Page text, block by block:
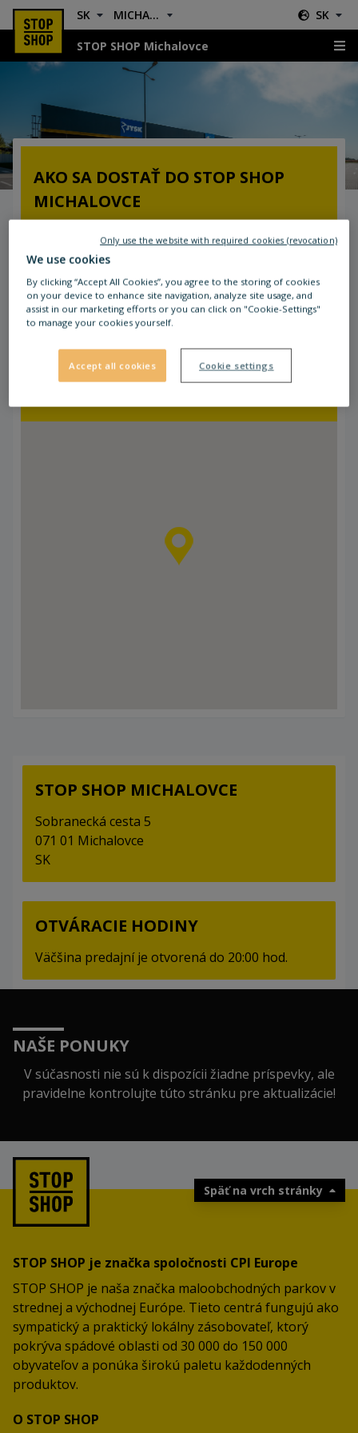
SK MICHALOVCE SK
STOP SHOP Michalovce
Kde nás nájdete?
AKO SA DOSTAŤ DO STOP SHOP
MICHALOVCE
Dostupnosť autom:
Nákupné centrum STOP SHOP Michalovce sa
nachádza pri kruhovom objazde spájajúcom
ulicu Lastomírska a Sobraneckú cestu (E50)
Autobusová zastávka „Tesco“ sa nachádza hneď
vedľa STOP SHOP Michalovce. Dostať sa k nám
STOP SHOP MICHALOVCE
Sobranecká cesta 5
071 01 Michalovce
SK
OTVÁRACIE HODINY
Väčšina predajní je otvorená do 20:00 hod.
NAŠE PONUKY
V súčasnosti nie sú k dispozícii žiadne príspevky, ale
pravidelne kontrolujte túto stránku pre aktualizácie!
Späť na vrch stránky
STOP SHOP je značka spoločnosti CPI Europe
STOP SHOP je naša značka maloobchodných parkov v
strednej a východnej Európe. Tieto centrá fungujú ako
sympatický a praktický lokálny zásobovateľ, ktorý
pokrýva spádové oblasti od 30 000 do 150 000
obyvateľov a ponúka širokú paletu každodenných
produktov.
O STOP SHOP
We use cookies
By clicking “Accept All Cookies”, you agree to the storing of cookies
on your device to enhance site navigation, analyze site usage, and
assist in our marketing efforts or you can click on "Cookie-Settings"
to manage your cookies yourself.
Accept all cookies Cookie settings
Only use the website with required cookies (revocation)